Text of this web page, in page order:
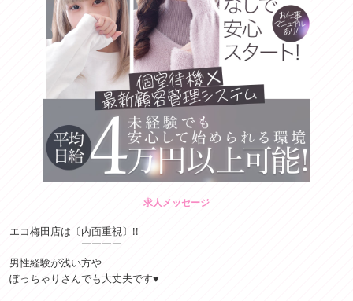
求人メッセージ
エコ梅田店は〔内面重視〕!!
￣￣￣￣
男性経験が浅い方や
ぽっちゃりさんでも大丈夫です♥️